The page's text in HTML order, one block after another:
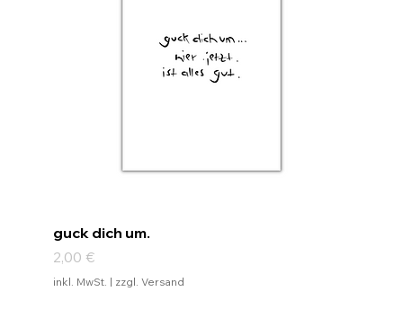
guck dich um.
Preis
2,00 €
inkl. MwSt. | zzgl. Versand